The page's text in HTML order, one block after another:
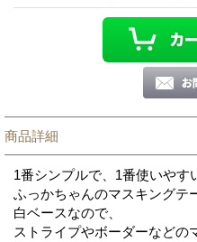
商品詳細
1番シンプルで、1番使いやす
ふっかちゃんのマスキングテ
白ベースなので、
ストライプやボーダーなどの